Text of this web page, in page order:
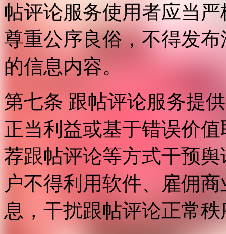
帖评论服务使用者应当
尊重公序良俗，不得发
的信息内容。
第七条 跟帖评论服务提
正当利益或基于错误价
荐跟帖评论等方式干预
户不得利用软件、雇佣
息，干扰跟帖评论正常